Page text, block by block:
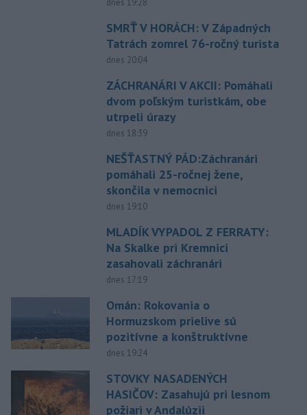
dnes 19:28
SMRŤ V HORÁCH: V Západných
Tatrách zomrel 76-ročný turista
dnes 20:04
ZÁCHRANÁRI V AKCII: Pomáhali
dvom poľským turistkám, obe
utrpeli úrazy
dnes 18:39
NEŠŤASTNÝ PÁD:Záchranári
pomáhali 25-ročnej žene,
skončila v nemocnici
dnes 19:10
MLADÍK VYPADOL Z FERRATY:
Na Skalke pri Kremnici
zasahovali záchranári
dnes 17:19
Omán: Rokovania o
Hormuzskom prielive sú
pozitívne a konštruktívne
dnes 19:24
STOVKY NASADENÝCH
HASIČOV: Zasahujú pri lesnom
požiari v Andalúzii